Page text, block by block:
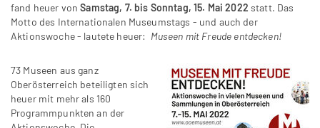
fand heuer vonSamstag, 7. bis Sonntag, 15. Mai 2022 statt. Das
Motto des Internationalen Museumstags - und auch der
Aktionswoche - lautete heuer: Museen mit Freude entdecken!
73 Museen aus ganz
Oberösterreich beteiligten sich
heuer mit mehr als 160
Programmpunkten an der